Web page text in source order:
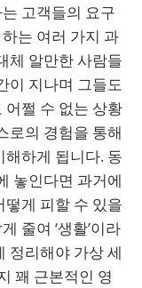
고객들의 요구
는 여러 가지 과
체 알만한 사람들
이 지나며 그들도
어쩔 수 없는 상황
로의 경험을 통해
하게 됩니다. 동
놓인다면 과거에
게 피할 수 있을
줄여 ‘생활’이라
정리해야 가상 세
꽤 근본적인 영